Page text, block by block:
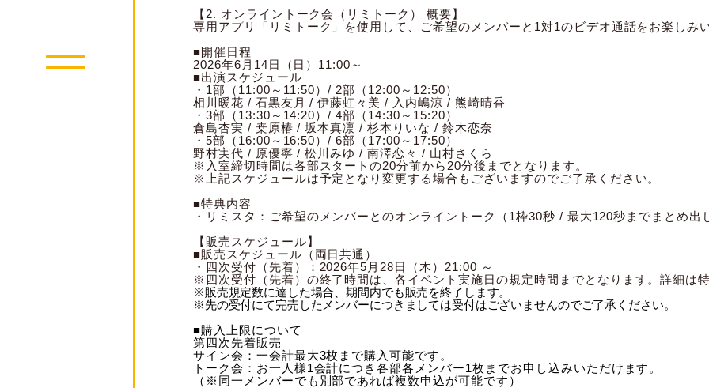
【2. オンライントーク会（リミトーク） 概要】
専用アプリ「リミトーク」を使用して、ご希望のメンバーと1対1のビデオ通話をお楽しみ
■開催日程
2026年6月14日（日）11:00～
■出演スケジュール
・1部（11:00～11:50）/ 2部（12:00～12:50）
相川暖花 / 石黒友月 / 伊藤虹々美 / 入内嶋涼 / 熊崎晴香
・3部（13:30～14:20）/ 4部（14:30～15:20）
倉島杏実 / 桒原椿 / 坂本真凛 / 杉本りいな / 鈴木恋奈
・5部（16:00～16:50）/ 6部（17:00～17:50）
野村実代 / 原優寧 / 松川みゆ / 南澤恋々 / 山村さくら
※入室締切時間は各部スタートの20分前から20分後までとなります。
※上記スケジュールは予定となり変更する場合もございますのでご了承ください。
■特典内容
・リミスタ：ご希望のメンバーとのオンライントーク（1枠30秒 / 最大120秒までまとめ出
【販売スケジュール】
■販売スケジュール（両日共通）
・四次受付（先着）：2026年5月28日（木）21:00 ～
※四次受付（先着）の終了時間は、各イベント実施日の規定時間までとなります。詳細は
※販売規定数に達した場合、期間内でも販売を終了します。
※先の受付にて完売したメンバーにつきましては受付はございませんのでご了承ください。
■購入上限について
第四次先着販売
サイン会：一会計最大3枚まで購入可能です。
トーク会： お一人様1会計につき各部各メンバー1枚までお申し込みいただけます。
（※同一メンバーでも別部であれば複数申込が可能です）